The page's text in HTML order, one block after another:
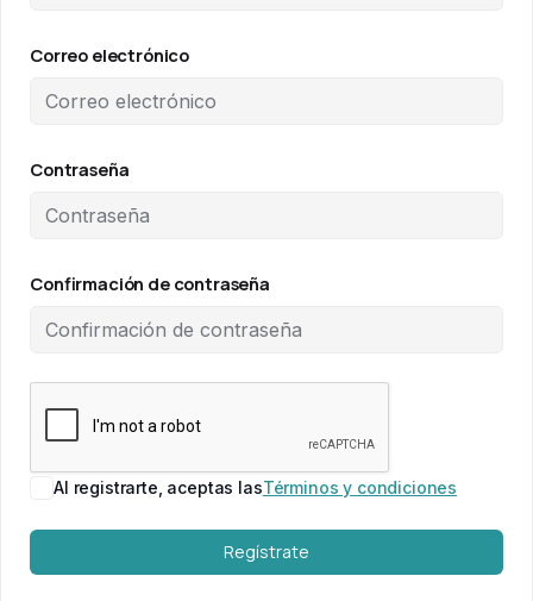
Correo electrónico
Contraseña
Confirmación de contraseña
Al registrarte, aceptas lasTérminos y condiciones
Regístrate